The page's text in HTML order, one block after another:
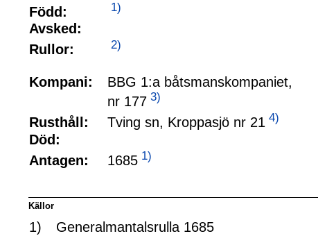
Född: 1)
Avsked:
Rullor:
2)
Kompani:
BBG 1:a båtsmanskompaniet,
nr 177 3)
Rusthåll: Tving sn, Kroppasjö nr 21 4)
Död:
Antagen:
1685 1)
Källor
1) Generalmantalsrulla 1685